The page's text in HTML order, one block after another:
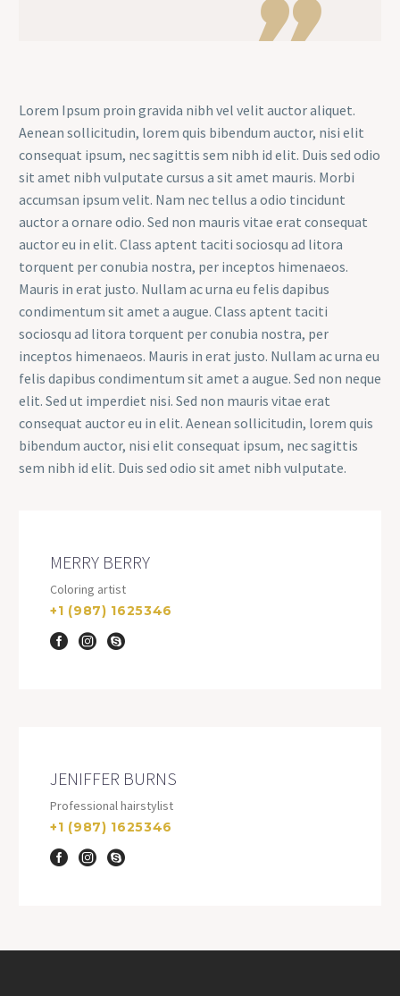
Lorem Ipsum proin gravida nibh vel velit auctor aliquet.
Aenean sollicitudin, lorem quis bibendum auctor, nisi elit
consequat ipsum, nec sagittis sem nibh id elit. Duis sed odio
sit amet nibh vulputate cursus a sit amet mauris. Morbi
accumsan ipsum velit. Nam nec tellus a odio tincidunt
auctor a ornare odio. Sed non mauris vitae erat consequat
auctor eu in elit. Class aptent taciti sociosqu ad litora
torquent per conubia nostra, per inceptos himenaeos.
Mauris in erat justo. Nullam ac urna eu felis dapibus
condimentum sit amet a augue. Class aptent taciti
sociosqu ad litora torquent per conubia nostra, per
inceptos himenaeos. Mauris in erat justo. Nullam ac urna eu
felis dapibus condimentum sit amet a augue. Sed non neque
elit. Sed ut imperdiet nisi. Sed non mauris vitae erat
consequat auctor eu in elit. Aenean sollicitudin, lorem quis
bibendum auctor, nisi elit consequat ipsum, nec sagittis
sem nibh id elit. Duis sed odio sit amet nibh vulputate.
MERRY BERRY
Coloring artist
+1 (987) 1625346
JENIFFER BURNS
Professional hairstylist
+1 (987) 1625346